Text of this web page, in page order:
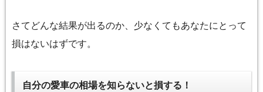
さてどんな結果が出るのか、少なくてもあなたにとって
損はないはずです。
自分の愛車の相場を知らないと損する！